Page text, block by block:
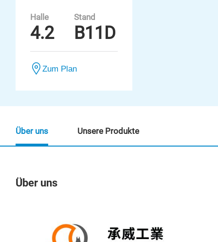
Halle
4.2
Stand
B11D
Zum Plan
Über uns
Über uns Unsere Produkte